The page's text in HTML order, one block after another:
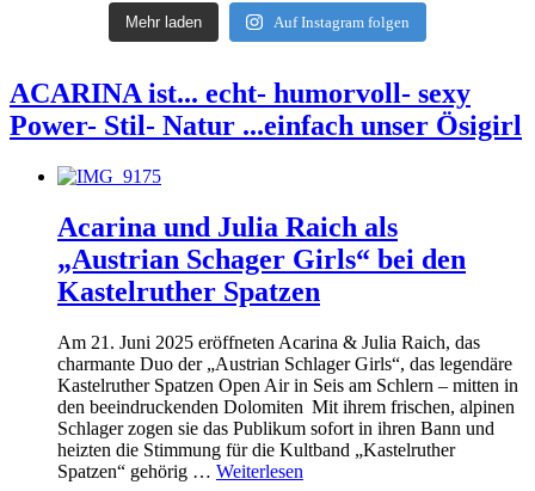
Mehr laden Auf Instagram folgen
ACARINA ist... echt- humorvoll- sexy
Power- Stil- Natur ...einfach unser Ösigirl
Acarina und Julia Raich als
„Austrian Schager Girls“ bei den
Kastelruther Spatzen
Am 21. Juni 2025 eröffneten Acarina & Julia Raich, das
charmante Duo der „Austrian Schlager Girls“, das legendäre
Kastelruther Spatzen Open Air in Seis am Schlern – mitten in
den beeindruckenden Dolomiten Mit ihrem frischen, alpinen
Schlager zogen sie das Publikum sofort in ihren Bann und
heizten die Stimmung für die Kultband „Kastelruther
Spatzen“ gehörig … Weiterlesen